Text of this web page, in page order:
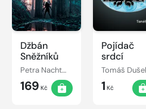
Džbán
Sněžníků
Petra Nachtmanová
169 Kč
Pojídač
srdcí
Tomáš
1 Kč